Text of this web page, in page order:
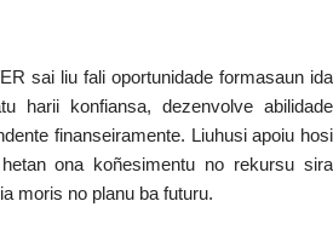
sai liu fali oportunidade formasaun ida
harii konfiansa, dezenvolve abilidade
finanseiramente. Liuhusi apoiu hosi
ona koñesimentu no rekursu sira
moris no planu ba futuru.